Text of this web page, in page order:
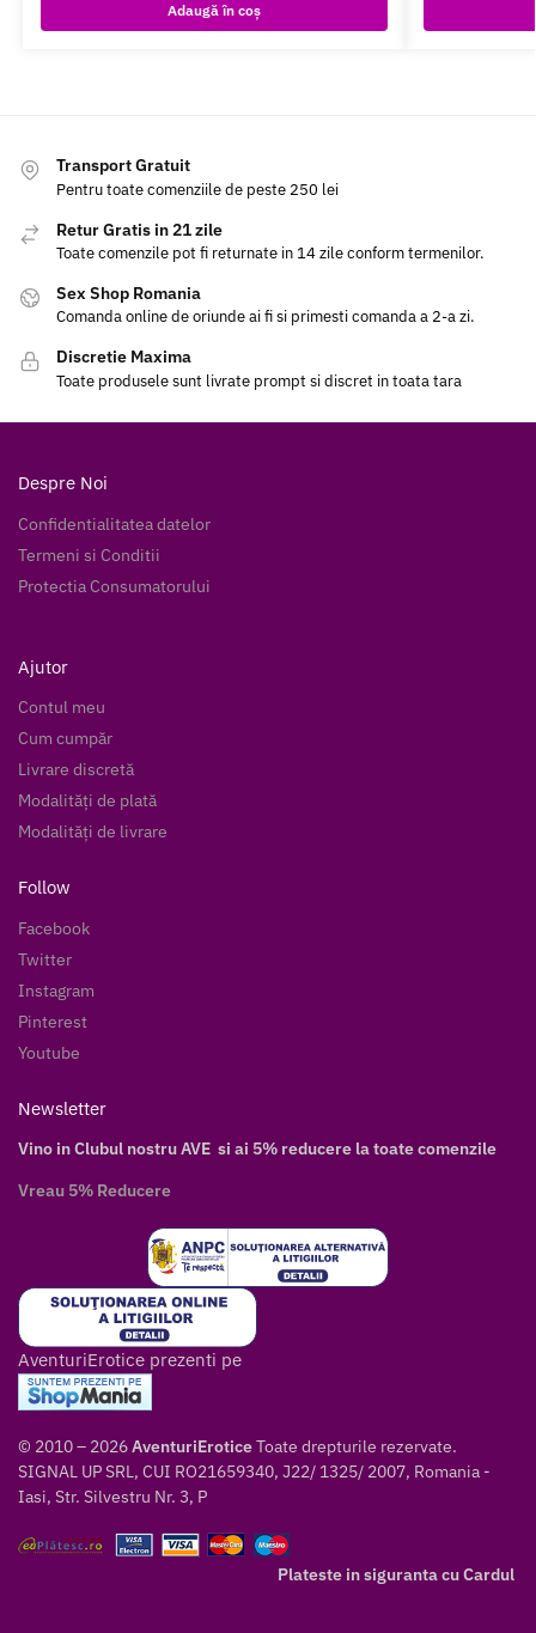
Adaugă în coș
Transport Gratuit
Pentru toate comenziile de peste 250 lei
Retur Gratis in 21 zile
Toate comenzile pot fi returnate in 14 zile conform termenilor.
Sex Shop Romania
Comanda online de oriunde ai fi si primesti comanda a 2-a zi.
Discretie Maxima
Toate produsele sunt livrate prompt si discret in toata tara
Despre Noi
Confidentialitatea datelor
Termeni si Conditii
Protectia Consumatorului
Ajutor
Contul meu
Cum cumpăr
Livrare discretă
Modalități de plată
Modalități de livrare
Follow
Facebook
Twitter
Instagram
Pinterest
Youtube
Newsletter
Vino in Clubul nostru AVE si ai 5% reducere la toate comenzile
Vreau 5% Reducere
AventuriErotice prezenti pe
© 2010 – 2026AventuriEroticeToate drepturile rezervate.
SIGNAL UP SRL, CUI RO21659340, J22/ 1325/ 2007, Romania -
Iasi, Str. Silvestru Nr. 3, P
Plateste in siguranta cu Cardul